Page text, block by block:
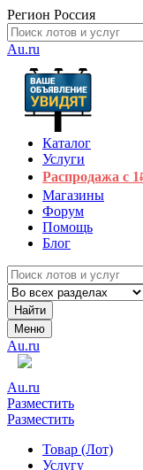
Регион Россия
Au.ru
Каталог
Услуги
Распродажа с 1
Магазины
Форум
Помощь
Блог
Найти
Меню
Au.ru
Au.ru
Разместить
Разместить
Товар (Лот)
Услугу